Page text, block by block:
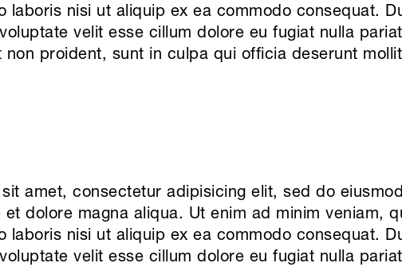
laboris nisi ut aliquip ex ea commodo consequat.
velit esse cillum dolore eu fugiat nulla
proident, sunt in culpa qui officia deserunt
amet, consectetur adipisicing elit, sed do
dolore magna aliqua. Ut enim ad minim veniam,
laboris nisi ut aliquip ex ea commodo consequat.
velit esse cillum dolore eu fugiat nulla